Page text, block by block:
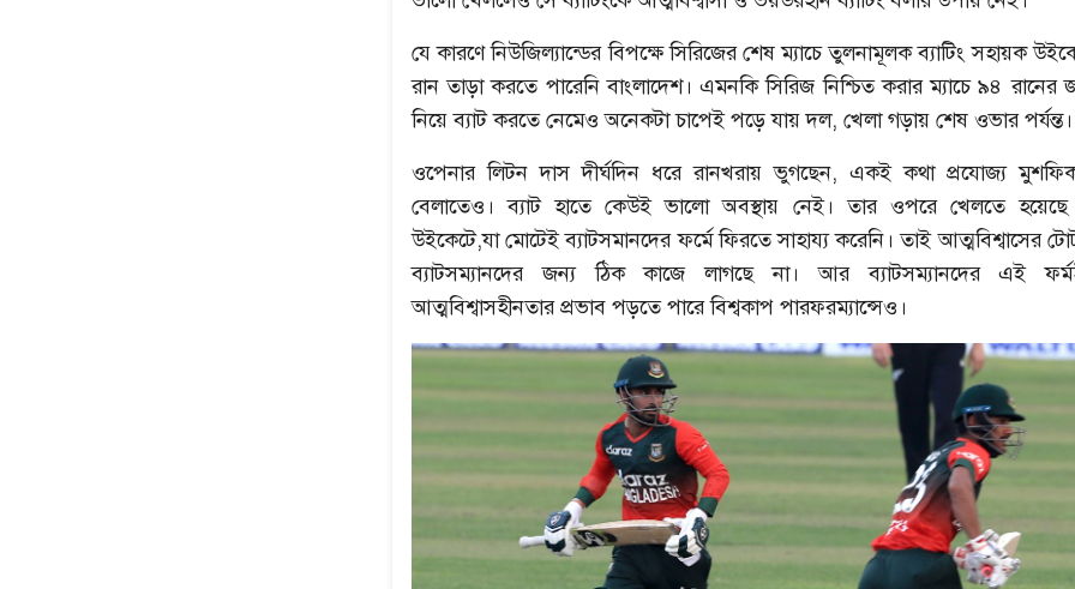
যে কারণে নিউজিল্যান্ডের বিপক্ষে সিরিজের শেষ ম্যাচে তুলনামূলক ব্যাটিং সহায়ক
রান তাড়া করতে পারেনি বাংলাদেশ। এমনকি সিরিজ নিশ্চিত করার ম্যাচে ৯৪ রানের
নিয়ে ব্যাট করতে নেমেও অনেকটা চাপেই পড়ে যায় দল, খেলা গড়ায় শেষ ওভার পর্যন্ত।
ওপেনার লিটন দাস দীর্ঘদিন ধরে রানখরায় ভুগছেন, একই কথা প্রযোজ্য
বেলাতেও। ব্যাট হাতে কেউই ভালো অবস্থায় নেই। তার ওপরে খেলতে হয়েছে
উইকেটে,যা মোটেই ব্যাটসমানদের ফর্মে ফিরতে সাহায্য করেনি। তাই আত্মবিশ্বাসের
ব্যাটসম্যানদের জন্য ঠিক কাজে লাগছে না। আর ব্যাটসম্যানদের এই
আত্মবিশ্বাসহীনতার প্রভাব পড়তে পারে বিশ্বকাপ পারফরম্যান্সেও।